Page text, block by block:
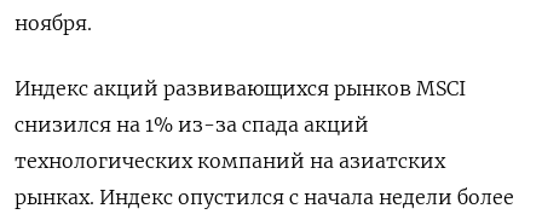
ноября.
Индекс акций развивающихся рынков MSCI
снизился на 1% из-за спада акций
технологических компаний на азиатских
рынках. Индекс опустился с начала недели более